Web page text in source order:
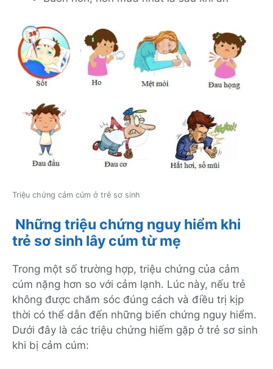
Triệu chứng cảm cúm ở trẻ sơ sinh
Những triệu chứng nguy hiểm khi
trẻ sơ sinh lây cúm từ mẹ
Trong một số trường hợp, triệu chứng của cảm
cúm nặng hơn so với cảm lạnh. Lúc này, nếu trẻ
không được chăm sóc đúng cách và điều trị kịp
thời có thể dẫn đến những biến chứng nguy hiểm.
Dưới đây là các triệu chứng hiếm gặp ở trẻ sơ sinh
khi bị cảm cúm: